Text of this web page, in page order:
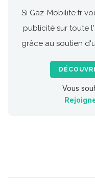
Si Gaz-Mobilite.fr
publicité sur toute
grâce au soutien
Vous